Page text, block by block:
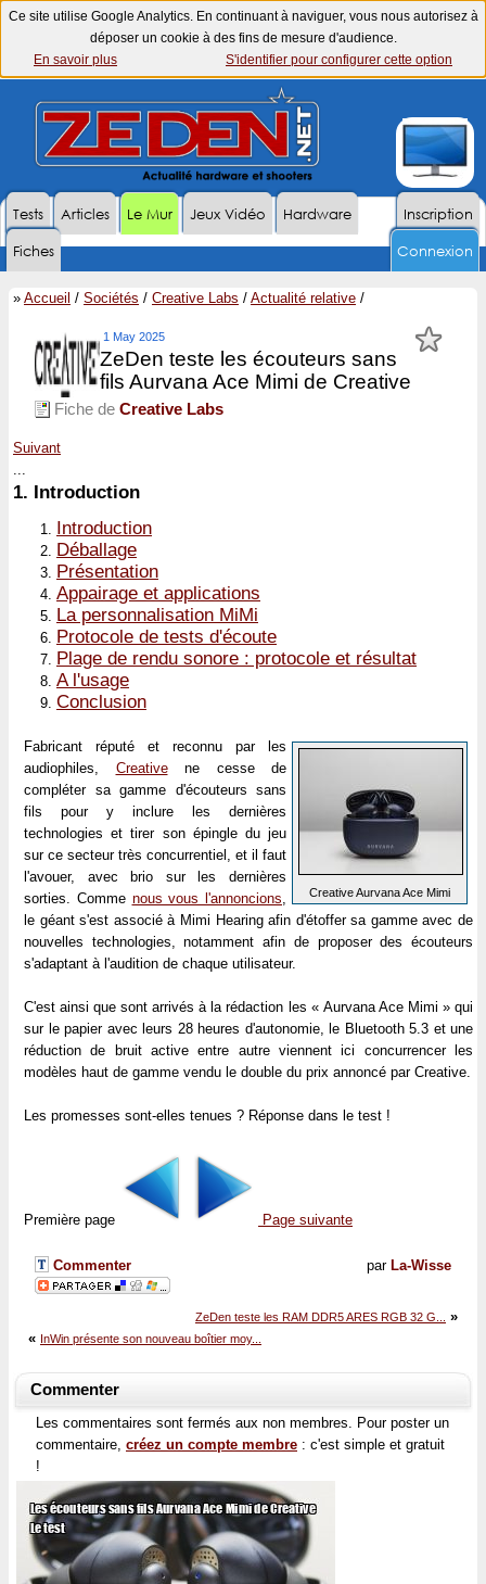
Ce site utilise Google Analytics. En continuant à naviguer, vous nous autorisez à
déposer un cookie à des fins de mesure d'audience.
En savoir plus
S'identifier pour configurer cette option
Inscription
Tests Articles Le Mur Jeux Vidéo
Hardware
Fiches
Connexion
» Accueil / Sociétés / Creative Labs / Actualité relative /
1 May 2025
ZeDen teste les écouteurs sans
fils Aurvana Ace Mimi de Creative
Fiche de Creative Labs
Suivant
...
1. Introduction
Introduction
Déballage
Présentation
Appairage et applications
La personnalisation MiMi
Protocole de tests d'écoute
Plage de rendu sonore : protocole et résultat
A l'usage
Conclusion
Creative Aurvana Ace Mimi
Fabricant réputé et reconnu par les
audiophiles, Creativene cesse de
compléter sa gamme d'écouteurs sans
fils pour y inclure les dernières
technologies et tirer son épingle du jeu
sur ce secteur très concurrentiel, et il faut
l'avouer, avec brio sur les dernières
sorties. Comme nous vous l'annoncions
le géant s'est associé à Mimi Hearing afin d'étoffer sa gamme avec de
nouvelles technologies, notamment afin de proposer des écouteurs
s'adaptant à l'audition de chaque utilisateur.
C'est ainsi que sont arrivés à la rédaction les « Aurvana Ace Mimi » qui
sur le papier avec leurs 28 heures d'autonomie, le Bluetooth 5.3 et une
réduction de bruit active entre autre viennent ici concurrencer les
modèles haut de gamme vendu le double du prix annoncé par Creative.
Les promesses sont-elles tenues ? Réponse dans le test !
Première page Page suivante
par La-Wisse
Commenter
ZeDen teste les RAM DDR5 ARES RGB 32 G...
»
« InWin présente son nouveau boîtier moy...
Commenter
Les commentaires sont fermés aux non membres. Pour poster un
commentaire, créez un compte membre : c'est simple et gratuit
!